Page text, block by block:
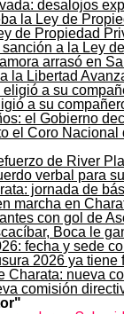
la Ley de
a la Ley
la Libertad
a su
el Coro
verbal para
marcha en
Boca le
2026 ya
comisión